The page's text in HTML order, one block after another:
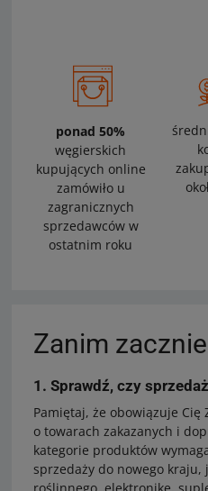
ponad 50%
węgierskich
kupujących online
zamówiło u
zagranicznych
sprzedawców w
ostatnim roku
Zanim
1. Sprawdź, czy
Pamiętaj, że obowiązuje
o towarach zakazanych i
kategorie produktów
sprzedaży do nowego